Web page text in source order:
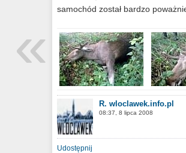
samochód został bardzo
R. wloclawek.info.pl
08:37, 8 lipca 2008
Udostępnij
«